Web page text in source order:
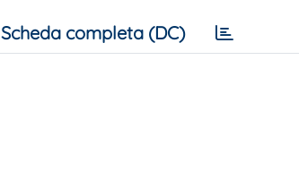
Scheda completa (DC)